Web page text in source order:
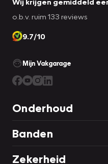
o.b.v. ruim 133 reviews
9.7/10
Mijn Vakgarage
Onderhoud
Banden
Zekerheid